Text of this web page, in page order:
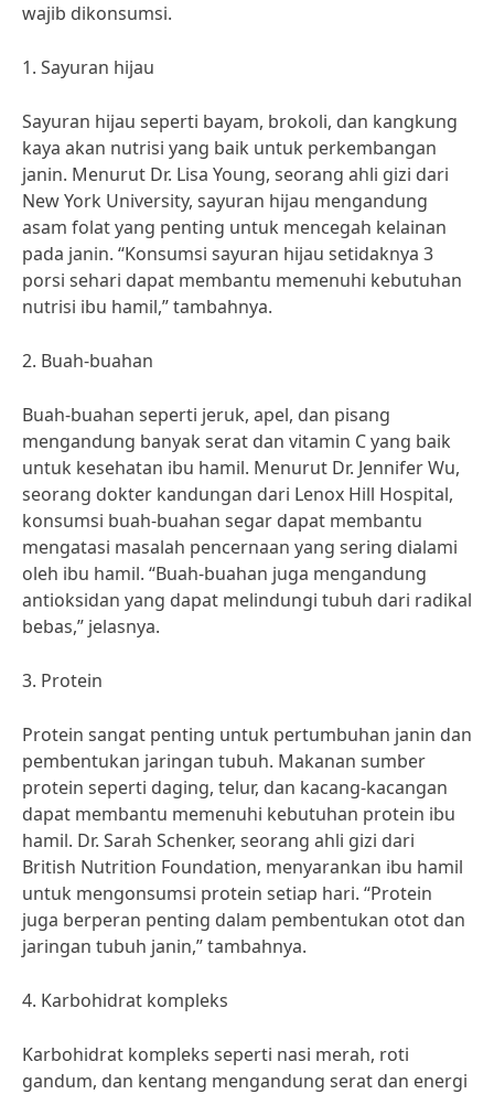
wajib dikonsumsi.
1. Sayuran hijau
Sayuran hijau seperti bayam, brokoli, dan kangkung
kaya akan nutrisi yang baik untuk perkembangan
janin. Menurut Dr. Lisa Young, seorang ahli gizi dari
New York University, sayuran hijau mengandung
asam folat yang penting untuk mencegah kelainan
pada janin. “Konsumsi sayuran hijau setidaknya 3
porsi sehari dapat membantu memenuhi kebutuhan
nutrisi ibu hamil,” tambahnya.
2. Buah-buahan
Buah-buahan seperti jeruk, apel, dan pisang
mengandung banyak serat dan vitamin C yang baik
untuk kesehatan ibu hamil. Menurut Dr. Jennifer Wu,
seorang dokter kandungan dari Lenox Hill Hospital,
konsumsi buah-buahan segar dapat membantu
mengatasi masalah pencernaan yang sering dialami
oleh ibu hamil. “Buah-buahan juga mengandung
antioksidan yang dapat melindungi tubuh dari radikal
bebas,” jelasnya.
3. Protein
Protein sangat penting untuk pertumbuhan janin dan
pembentukan jaringan tubuh. Makanan sumber
protein seperti daging, telur, dan kacang-kacangan
dapat membantu memenuhi kebutuhan protein ibu
hamil. Dr. Sarah Schenker, seorang ahli gizi dari
British Nutrition Foundation, menyarankan ibu hamil
untuk mengonsumsi protein setiap hari. “Protein
juga berperan penting dalam pembentukan otot dan
jaringan tubuh janin,” tambahnya.
4. Karbohidrat kompleks
Karbohidrat kompleks seperti nasi merah, roti
gandum, dan kentang mengandung serat dan energi